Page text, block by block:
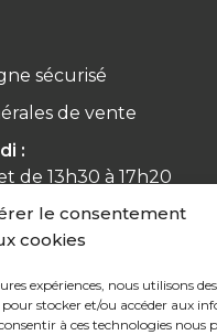
le consentement
cookies
expériences, nous utilisons
pour stocker et/ou accéder aux
à ces technologies nous
sécurisé
de vente
:
de 13h30 à 17h20